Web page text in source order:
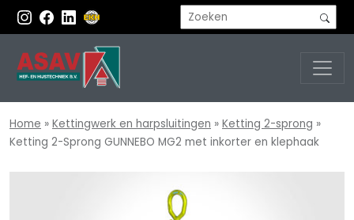
Home » Kettingwerk en harpsluitingen » Ketting 2-sprong »
Ketting 2-Sprong GUNNEBO MG2 met inkorter en klephaak